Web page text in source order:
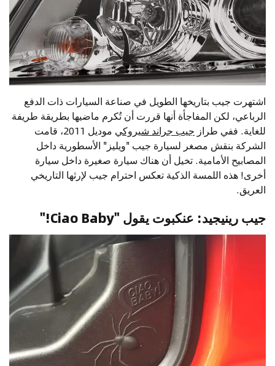
اشتهرت جيب بتاريخها الطويل في صناعة السيارات ذات الدفع
الرباعي، لكن المفاجأة أنها قررت أن تُكرم ماضيها بطريقة طريفة
للغاية. ففي طراز جيب جراند شيروكي
موديل 2011، قامت
الشركة بنقش مصغر لسيارة جيب "ويليز" الأسطورية داخل
المصابيح الأمامية. تخيل أن هناك سيارة صغيرة داخل سيارة
أخرى! هذه اللمسة الذكية تعكس احترام جيب لإرثها التاريخي
العريق.
جيب رينيجيد: عنكبوت يقول "Ciao Baby!"